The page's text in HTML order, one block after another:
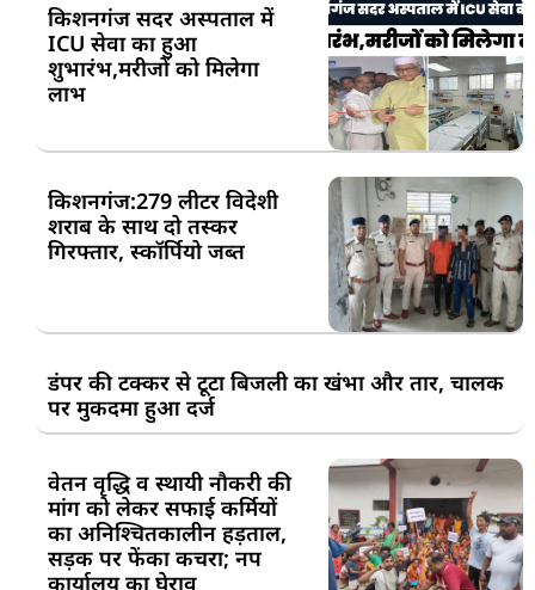
किशनगंज सदर अस्पताल में
ICU सेवा का हुआ
शुभारंभ,मरीजों को मिलेगा
लाभ
किशनगंज:279 लीटर विदेशी
शराब के साथ दो तस्कर
गिरफ्तार, स्कॉर्पियो जब्त
डंपर की टक्कर से टूटा बिजली का खंभा और तार, चालक
पर मुकदमा हुआ दर्ज
वेतन वृद्धि व स्थायी नौकरी की
मांग को लेकर सफाई कर्मियों
का अनिश्चितकालीन हड़ताल,
सड़क पर फेंका कचरा; नप
कार्यालय का घेराव